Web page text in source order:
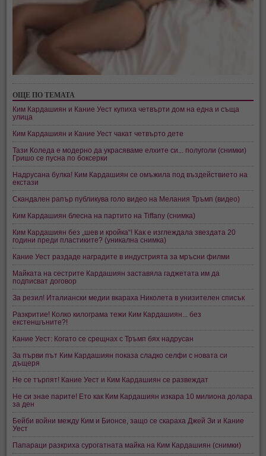
ОЩЕ ПО ТЕМАТА
Ким Кардашиян и Кание Уест купиха четвърти дом на една и съща
улица
Ким Кардашиян и Кание Уест чакат четвърто дете
Тази Коледа е модерно да украсяваме елхите си... полуголи (снимки)
Гришо се пусна по боксерки
Надрусана булка! Ким Кардашиян се омъжила под въздействието на
екстази
Скандален рапър публикува голо видео на Мелания Тръмп (видео)
Ким Кардашиян блесна на партито на Tiffany (снимка)
Ким Кардашиян без „шев и кройка“! Как е изглеждала звездата 20
години преди пластиките? (уникална снимка)
Кание Уест раздаде наградите в индустрията за мръсни филми
Майката на сестрите Кардашиян заставяла гаджетата им да
подписват договор
За резил! Италиански медии вкараха Николета в унизителен списък
Разкритие! Колко килограма тежи Ким Кардашиян... без
екстеншъните?!
Кание Уест: Когато се срещнах с Тръмп бях надрусан
За първи път Ким Кардашиян показа сладко селфи с новата си
дъщеря
Не се търпят! Кание Уест и Ким Кардашиян се развеждат
Не си знае парите! Ето как Ким Кардашиян изкара 10 милиона долара
за ден
Бейби войни между Ким и Бионсе, защо се скараха Джей Зи и Кание
Уест
Папараци разкриха сурогатната майка на Ким Кардашиян (снимки)